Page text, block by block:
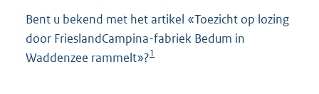
b
Bent u bekend met het artikel «Toezicht op lozing
door FrieslandCampina-fabriek Bedum in
Waddenzee rammelt»?1